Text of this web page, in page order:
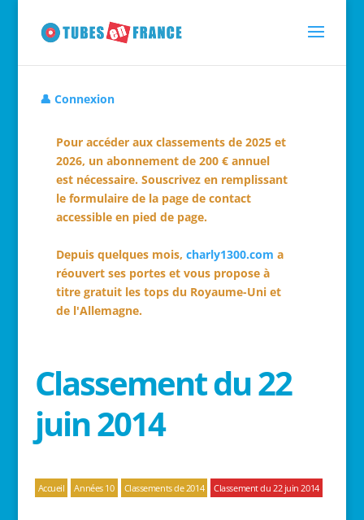
👤 Connexion
Pour accéder aux classements de 2025 et
2026, un abonnement de 200 € annuel
est nécessaire. Souscrivez en remplissant
le formulaire de la page de contact
accessible en pied de page.
Depuis quelques mois, charly1300.com a
réouvert ses portes et vous propose à
titre gratuit les tops du Royaume-Uni et
de l'Allemagne.
Classement du 22
juin 2014
Accueil Années 10 Classements de 2014 Classement du 22 juin 2014